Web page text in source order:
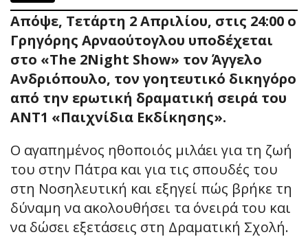
Απόψε, Τετάρτη 2 Απριλίου, στις 24:00 ο
Γρηγόρης Αρναούτογλου υποδέχεται
στο «The 2Night Show» τον Άγγελο
Ανδριόπουλο, τον γοητευτικό δικηγόρο
από την ερωτική δραματική σειρά του
ΑΝΤ1 «Παιχνίδια Εκδίκησης».
Ο αγαπημένος ηθοποιός μιλάει για τη ζωή
του στην Πάτρα και για τις σπουδές του
στη Νοσηλευτική και εξηγεί πώς βρήκε τη
δύναμη να ακολουθήσει τα όνειρά του και
να δώσει εξετάσεις στη Δραματική Σχολή.